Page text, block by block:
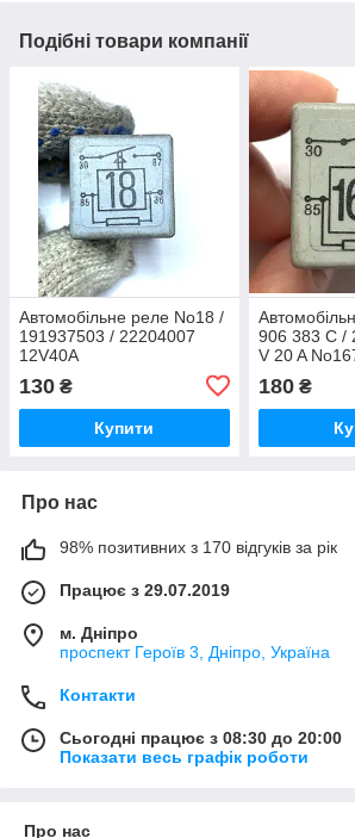
Подібні товари компанії
Автомобільне реле No18 /
191937503 / 22204007
12V40A
130 ₴
Купити
906 383 C /
V 20 A
180₴
Про нас
98% позитивних з 170 відгуків за рік
Працює з 29.07.2019
м. Дніпро
проспект Героїв 3, Дніпро, Україна
Контакти
Сьогодні працює з 08:30 до 20:00
Показати весь графік роботи
Про нас